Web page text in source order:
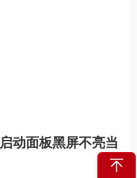
动面板黑屏不亮当